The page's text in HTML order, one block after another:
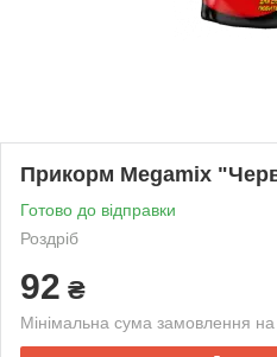
Прикорм Megamix
Готово до відправки
Роздріб
92 ₴
Мінімальна сума замовлення